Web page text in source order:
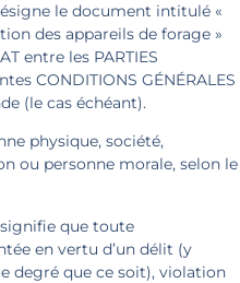
le document intitulé «
des appareils de forage »
entre les PARTIES
CONDITIONS GÉNÉRALES
(le cas échéant).
physique, société,
ou personne morale, selon le
signifie que toute
en vertu d’un délit (y
degré que ce soit), violation